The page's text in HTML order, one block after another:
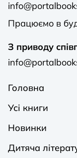
Працюємо в
З приводу
Головна
Усі книги
Новинки
Дитяча